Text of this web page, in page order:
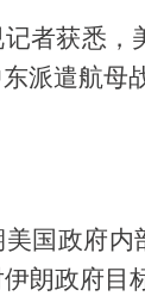
者获悉
派遣航母
国政府内
朗政府目